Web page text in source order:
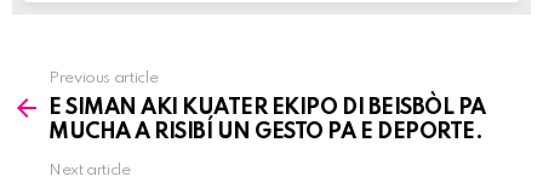
See
more
Previous article
E SIMAN AKI KUATER EKIPO DI BEISBÒL PA
MUCHA A RISIBÍ UN GESTO PA E DEPORTE.
Next article